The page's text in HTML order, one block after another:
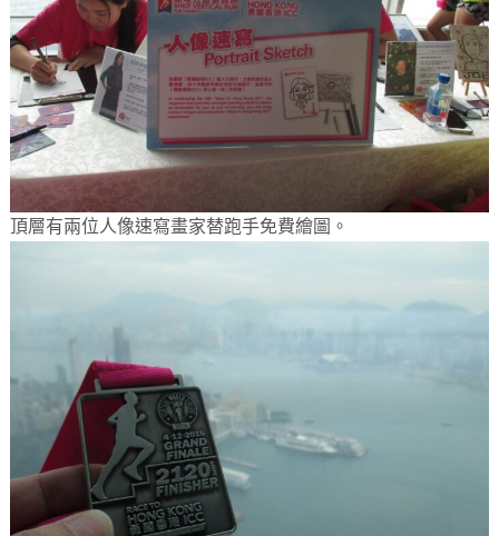
頂層有兩位人像速寫畫家替跑手免費繪圖。